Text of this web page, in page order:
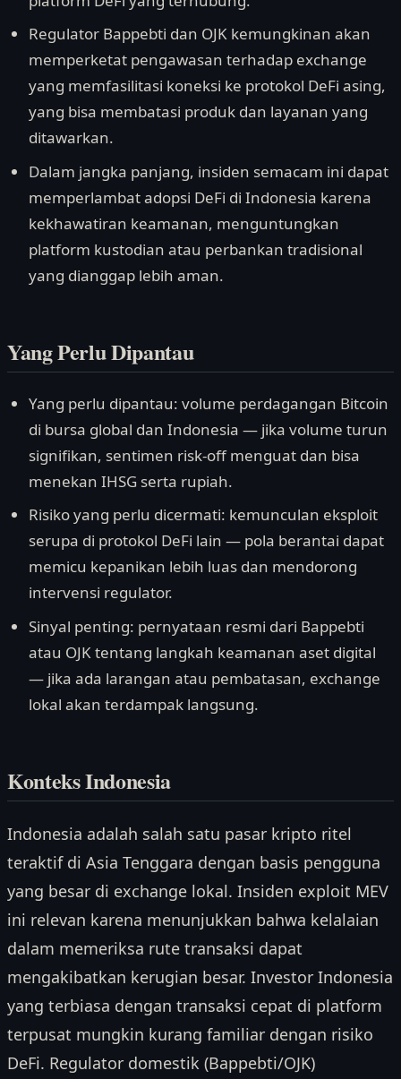
Regulator Bappebti dan OJK kemungkinan akan
memperketat pengawasan terhadap exchange
yang memfasilitasi koneksi ke protokol DeFi asing,
yang bisa membatasi produk dan layanan yang
ditawarkan.
Dalam jangka panjang, insiden semacam ini dapat
memperlambat adopsi DeFi di Indonesia karena
kekhawatiran keamanan, menguntungkan
platform kustodian atau perbankan tradisional
yang dianggap lebih aman.
Yang Perlu Dipantau
Yang perlu dipantau: volume perdagangan Bitcoin
di bursa global dan Indonesia — jika volume turun
signifikan, sentimen risk-off menguat dan bisa
menekan IHSG serta rupiah.
Risiko yang perlu dicermati: kemunculan eksploit
serupa di protokol DeFi lain — pola berantai dapat
memicu kepanikan lebih luas dan mendorong
intervensi regulator.
Sinyal penting: pernyataan resmi dari Bappebti
atau OJK tentang langkah keamanan aset digital
— jika ada larangan atau pembatasan, exchange
lokal akan terdampak langsung.
Konteks Indonesia
Indonesia adalah salah satu pasar kripto ritel
teraktif di Asia Tenggara dengan basis pengguna
yang besar di exchange lokal. Insiden exploit MEV
ini relevan karena menunjukkan bahwa kelalaian
dalam memeriksa rute transaksi dapat
mengakibatkan kerugian besar. Investor Indonesia
yang terbiasa dengan transaksi cepat di platform
terpusat mungkin kurang familiar dengan risiko
DeFi. Regulator domestik (Bappebti/OJK)